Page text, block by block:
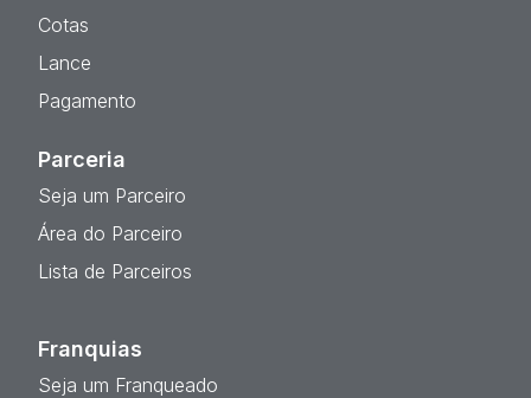
Cotas
Lance
Pagamento
Parceria
Seja um Parceiro
Área do Parceiro
Lista de Parceiros
Franquias
Seja um Franqueado